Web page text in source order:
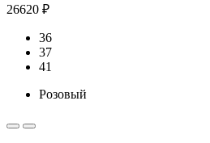
26620 ₽
36
37
41
Розовый